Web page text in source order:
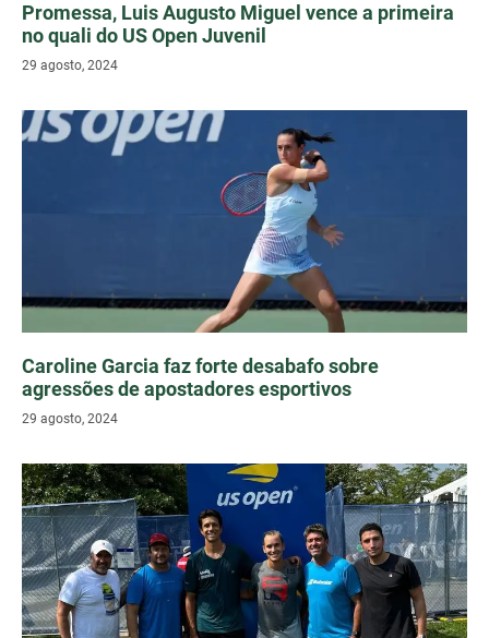
Promessa, Luis Augusto Miguel vence a primeira
no quali do US Open Juvenil
29 agosto, 2024
Caroline Garcia faz forte desabafo sobre
agressões de apostadores esportivos
29 agosto, 2024